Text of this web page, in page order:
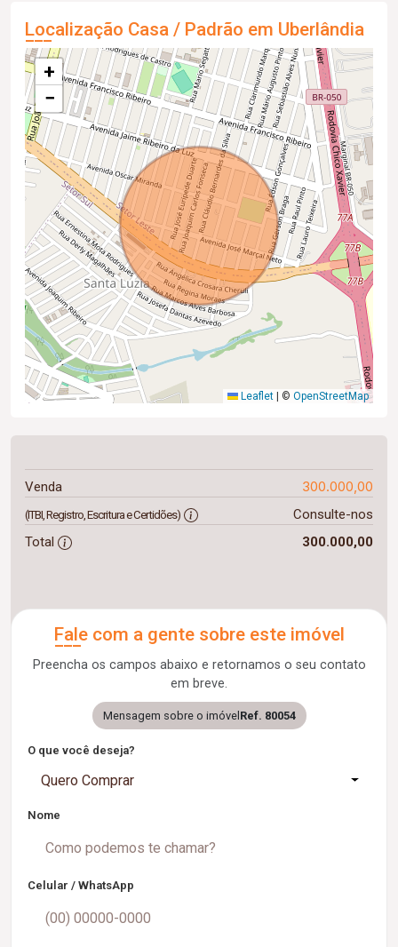
Localização Casa / Padrão em Uberlândia
+
−
Leaflet | © OpenStreetMap
Venda 300.000,00
(ITBI, Registro, Escritura e Certidões)
Consulte-nos
Total
300.000,00
Fale com a gente sobre este imóvel
Preencha os campos abaixo e retornamos o seu contato
em breve.
Mensagem sobre o imóvelRef. 80054
O que você deseja?
Quero Comprar
Nome
Celular / WhatsApp